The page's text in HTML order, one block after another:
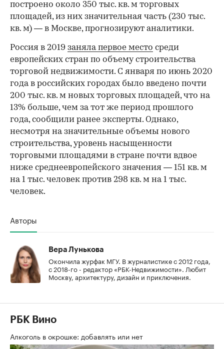
построено около 350 тыс. кв. м торговых
площадей, из них значительная часть (230 тыс.
кв. м) — в Москве, прогнозируют аналитики.
Россия в 2019 заняла первое место среди
европейских стран по объему строительства
торговой недвижимости. С января по июнь 2020
года в российских городах было введено почти
200 тыс. кв. м новых торговых площадей, что на
13% больше, чем за тот же период прошлого
года, сообщили ранее эксперты. Однако,
несмотря на значительные объемы нового
строительства, уровень насыщенности
торговыми площадями в стране почти вдвое
ниже среднеевропейского значения — 151 кв. м
на 1 тыс. человек против 298 кв. м на 1 тыс.
человек.
Авторы
Вера Лунькова
Окончила журфак МГУ. В журналистике с 2012 года,
с 2018-го - редактор «РБК-Недвижимости». Любит
Москву, архитектуру, дизайн и приключения.
РБК Вино
Алкоголь в окрошке: добавлять или нет